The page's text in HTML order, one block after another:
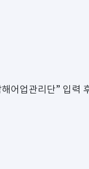
업관리단” 입력